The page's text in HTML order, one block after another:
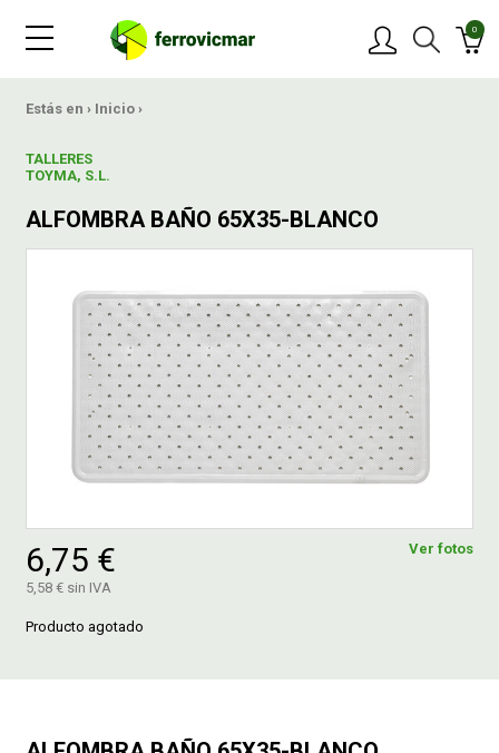
0
Estás en › Inicio ›
TALLERES
TOYMA, S.L.
ALFOMBRA BAÑO 65X35-BLANCO
Ver fotos
6,75 €
5,58 € sin IVA
Producto agotado
NOVEDADES
BLOG
CONTACTAR